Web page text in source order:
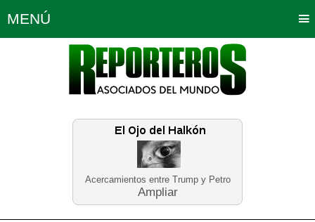
Acercamientos entre Trump y Petro
Ampliar
MENÚ
Política Opinión Bogotá
Planeta Tierra Deportes
Educación Neira